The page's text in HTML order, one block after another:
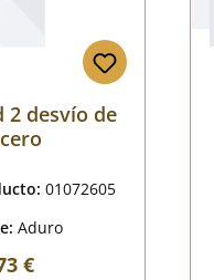
desvío de
01072605
Aduro
normal:
€